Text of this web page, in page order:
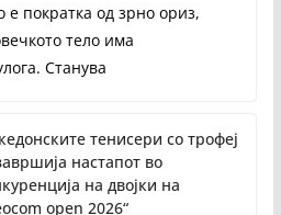
е пократка од зрно ориз,
тело има
Станува
тенисери со трофеј
настапот во
на двојки на
open 2026“